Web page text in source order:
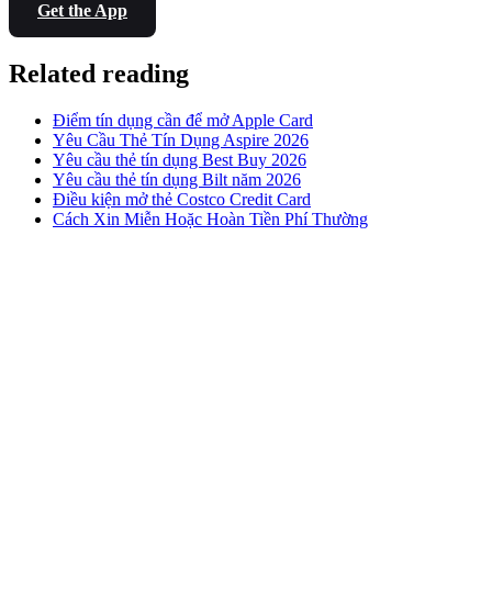
Get the App
Related reading
Điểm tín dụng cần để mở Apple Card
Yêu Cầu Thẻ Tín Dụng Aspire 2026
Yêu cầu thẻ tín dụng Best Buy 2026
Yêu cầu thẻ tín dụng Bilt năm 2026
Điều kiện mở thẻ Costco Credit Card
Cách Xin Miễn Hoặc Hoàn Tiền Phí Thường